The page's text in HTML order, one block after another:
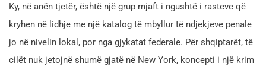
Ky, në anën tjetër, është një grup mjaft i ngushtë i rasteve që
kryhen në lidhje me një katalog të mbyllur të ndjekjeve penale
jo në nivelin lokal, por nga gjykatat federale. Për shqiptarët, të
cilët nuk jetojnë shumë gjatë në New York, koncepti i një krim